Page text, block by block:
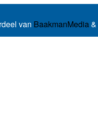
van BaakmanMedia&